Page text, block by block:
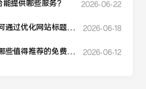
提供哪些服务？ 2026-06-22
通过优化网站标题提
2026-06-18
些值得推荐的免费
2026-06-12